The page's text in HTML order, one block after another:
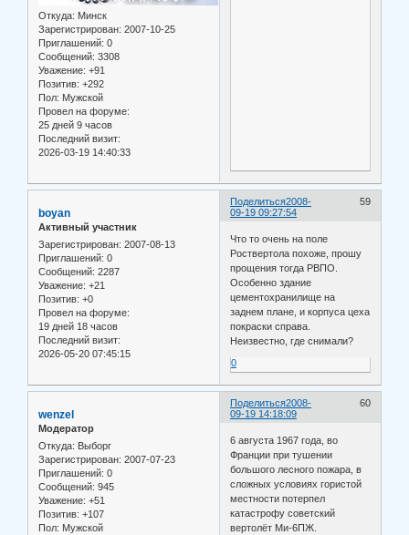
Откуда: Минск
Зарегистрирован: 2007-10-25
Приглашений: 0
Сообщений: 3308
Уважение: +91
Позитив: +292
Пол: Мужской
Провел на форуме:
25 дней 9 часов
Последний визит:
2026-03-19 14:40:33
Поделиться 59
2008-
09-19 09:27:54
boyan
Активный участник
Зарегистрирован: 2007-08-13
Приглашений: 0
Сообщений: 2287
Уважение: +21
Позитив: +0
Провел на форуме:
19 дней 18 часов
Последний визит:
2026-05-20 07:45:15
Что то очень на поле
Роствертола похоже, прошу
прощения тогда РВПО.
Особенно здание
цементохранилище на
заднем плане, и корпуса цеха
покраски справа.
Неизвестно, где снимали?
0
Поделиться 60
2008-
09-19 14:18:09
wenzel
Модератор
Откуда: Выборг
Зарегистрирован: 2007-07-23
Приглашений: 0
Сообщений: 945
Уважение: +51
Позитив: +107
Пол: Мужской
6 августа 1967 года, во
Франции при тушении
большого лесного пожара, в
сложных условиях гористой
местности потерпел
катастрофу советский
вертолёт Ми-6ПЖ.